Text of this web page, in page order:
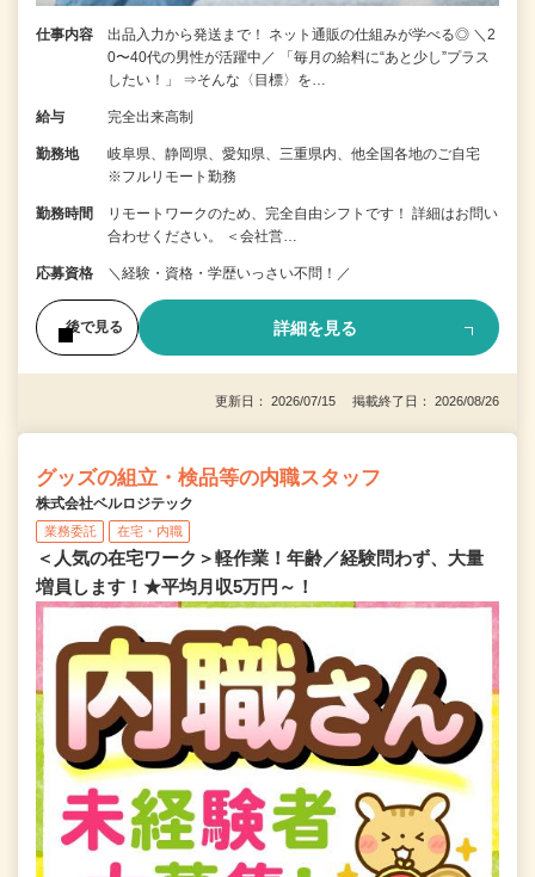
仕事内容
出品入力から発送まで！ ネット通販の仕組みが学べる◎ ＼2
0〜40代の男性が活躍中／ 「毎月の給料に“あと少し”プラス
したい！」 ⇒そんな〈目標〉を…
給与 完全出来高制
勤務地
岐阜県、静岡県、愛知県、三重県内、他全国各地のご自宅
※フルリモート勤務
勤務時間
リモートワークのため、完全自由シフトです！ 詳細はお問い
合わせください。 ＜会社営…
応募資格 ＼経験・資格・学歴いっさい不問！／
後で見る 詳細を見る
更新日： 2026/07/15 掲載終了日： 2026/08/26
グッズの組立・検品等の内職スタッフ
株式会社ベルロジテック
業務委託 在宅・内職
＜人気の在宅ワーク＞軽作業！年齢／経験問わず、大量
増員します！★平均月収5万円～！